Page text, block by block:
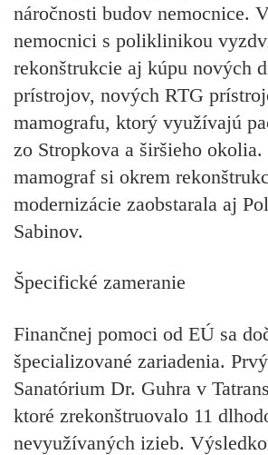
náročnosti budov nemocnice.
nemocnici s poliklinikou
rekonštrukcie aj kúpu nových
prístrojov, nových RTG
mamografu, ktorý využívajú
zo Stropkova a širšieho
mamograf si okrem
modernizácie zaobstarala aj
Sabinov.
Špecifické zameranie
Finančnej pomoci od EÚ sa
špecializované zariadenia.
Sanatórium Dr. Guhra v
ktoré zrekonštruovalo 11
nevyužívaných izieb.